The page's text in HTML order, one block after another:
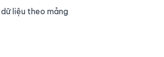
liệu theo mảng